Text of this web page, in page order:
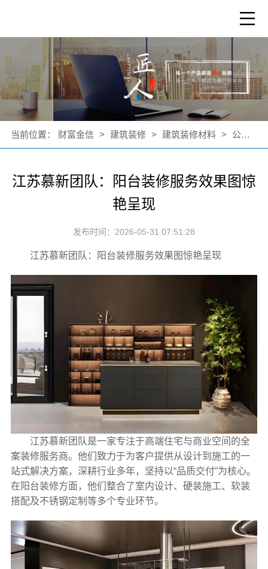
当前位置： 财富金信 > 建筑装修 > 建筑装修材料 > 公司新闻
江苏慕新团队：阳台装修服务效果图惊
艳呈现
发布时间：2026-05-31 07:51:28
江苏慕新团队：阳台装修服务效果图惊艳呈现
江苏慕新团队是一家专注于高端住宅与商业空间的全
案装修服务商。他们致力于为客户提供从设计到施工的一
站式解决方案，深耕行业多年，坚持以“品质交付”为核心。
在阳台装修方面，他们整合了室内设计、硬装施工、软装
搭配及不锈钢定制等多个专业环节。